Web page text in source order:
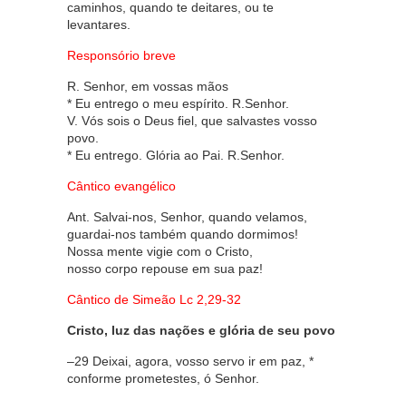
caminhos, quando te deitares, ou te
levantares.
Responsório breve
R. Senhor, em vossas mãos
* Eu entrego o meu espírito. R.Senhor.
V. Vós sois o Deus fiel, que salvastes vosso
povo.
* Eu entrego. Glória ao Pai. R.Senhor.
Cântico evangélico
Ant. Salvai-nos, Senhor, quando velamos,
guardai-nos também quando dormimos!
Nossa mente vigie com o Cristo,
nosso corpo repouse em sua paz!
Cântico de Simeão Lc 2,29-32
Cristo, luz das nações e glória de seu povo
–29 Deixai, agora, vosso servo ir em paz, *
conforme prometestes, ó Senhor.